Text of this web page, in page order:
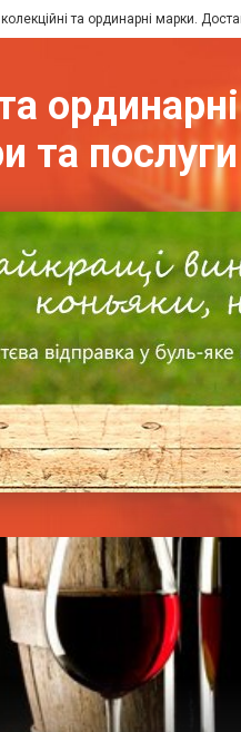
та ординарні марки.
та